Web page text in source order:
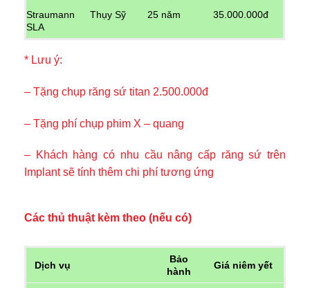
Straumann
SLA
Thụy Sỹ 25 năm 35.000.000đ
* Lưu ý:
– Tặng chụp răng sứ titan 2.500.000đ
– Tặng phí chụp phim X – quang
– Khách hàng có nhu cầu nâng cấp răng sứ trên
Implant sẽ tính thêm chi phí tương ứng
Các thủ thuật kèm theo (nếu có)
Dịch vụ
Bảo
hành
Giá niêm yết